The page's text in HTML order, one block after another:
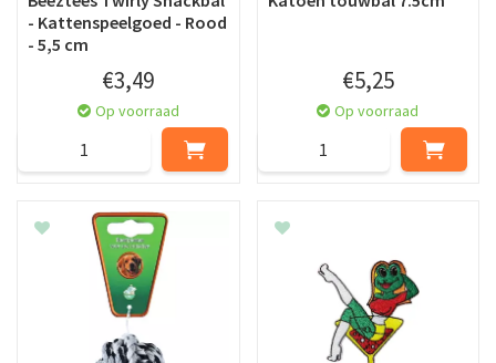
- Kattenspeelgoed - Rood
- 5,5 cm
€3,49
Op voorraad
€5,25
Op voorraad